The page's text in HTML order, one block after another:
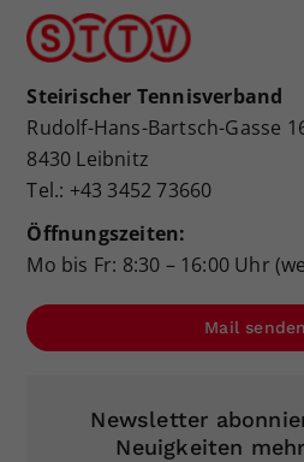
Steirischer Tennisverband
Rudolf-Hans-Bartsch-Gasse
8430 Leibnitz
Tel.: +43 3452 73660
Öffnungszeiten:
Mo bis Fr: 8:30 – 16:00 Uhr
Mail senden
Newsletter
Neuigkeiten